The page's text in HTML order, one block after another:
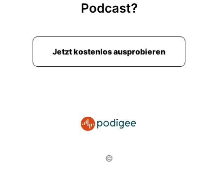
Podcast?
Jetzt kostenlos ausprobieren
©